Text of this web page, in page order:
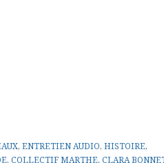
,ENTRETIEN AUDIO,HISTOIRE,
, COLLECTIF MARTHE, CLARA